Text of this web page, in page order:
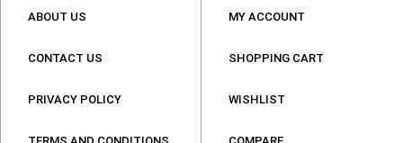
ABOUT US
CONTACT US
PRIVACY POLICY
MY ACCOUNT
SHOPPING CART
WISHLIST